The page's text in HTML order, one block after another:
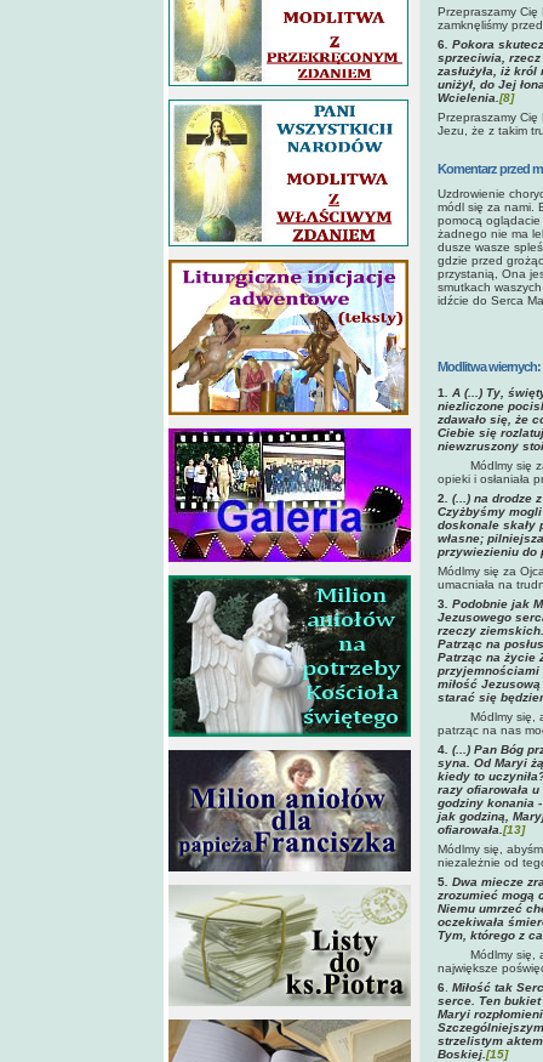
Przepraszamy Cię
zamknęliśmy
6 . Pokora
sprzeciwia, rzecz
zasłużyła, iż
uniżył, do Jej
Wcielenia. [8]
Przepraszamy
Jezu, że z takim
Komentarz przed
Uzdrowienie
módl się za nami.
pomocą
żadnego nie ma
dusze wasze
gdzie przed
przystanią, Ona
smutkach
idźcie do Serca
Modlitwa wiernych:
1 A (...) Ty,
niezliczone
zdawało się, że
Ciebie się
niewzruszony
Módlmy się
opieki i osłaniała
2 . (...) na
Czyżbyśmy
doskonale skały
własne;
przywiezieniu do
Módlmy się za
umacniała na
3
Podobnie jak
Jezusowego
rzeczy
Patrząc na
Patrząc na życie
przyjemnościami
miłość
starać się
Módlmy się, aby
patrząc na nas
4 . (...) Pan Bóg
syna. Od Maryi
kiedy to
razy ofiarowała
godziny konania
jak godziną,
ofiarowała. [13]
Módlmy się,
niezależnie od
5 . Dwa miecze
zrozumieć mogą
Niemu umrzeć
oczekiwała
Tym, którego z
Módlmy się,
największe
6
Miłość tak
serce. Ten
Maryi
strzelistym aktem
Boskiej. [15]